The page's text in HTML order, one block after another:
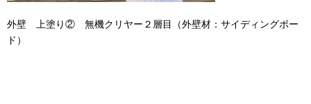
外壁 上塗り② 無機クリヤー２層目（外壁材：サイディングボー
ド）